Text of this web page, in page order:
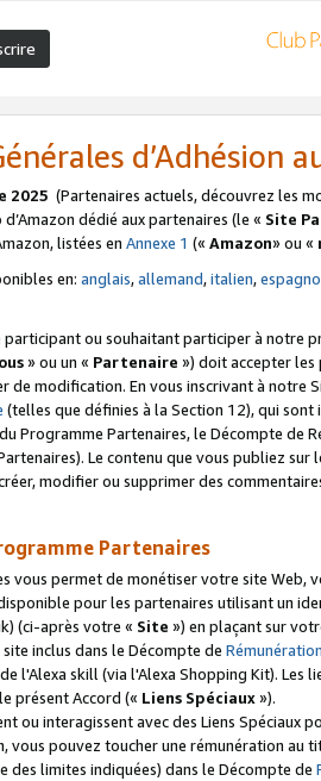
d’Adhésion
2025 (Partenaires actuels, découvrez les
dédié aux partenaires (le « Site
listées en Annexe 1 (« Amazon» ou «
en: anglais,allemand,italien,
participant ou souhaitant participer à notre
» ou un « Partenaire ») doit accepter les
de modification. En vous inscrivant à notre
(telles que définies à la Section 12), qui
Programme Partenaires, le Décompte de
Le contenu que vous publiez
modifier ou supprimer des
Partenaires
vous permet de monétiser votre site Web,
pour les partenaires utilisant un
(ci-après votre « Site ») en plaçant sur
inclus dans le Décompte de
l'Alexa skill (via l'Alexa Shopping Kit).
présent Accord (« Liens Spéciaux»).
ou interagissent avec des Liens Spéciaux
vous pouvez toucher une rémunération
des limites indiquées) dans le Décompte de